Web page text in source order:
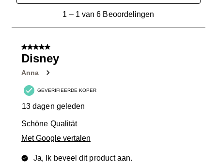
van
Beoordelingen.
1 – 1 van 6 Beoordelingen
5 van 5 sterren.
Disney
Anna
GEVERIFIEERDE KOPER
13 dagen geleden
Schöne Qualität
Met Google vertalen
Ja, Ik beveel dit product aan.